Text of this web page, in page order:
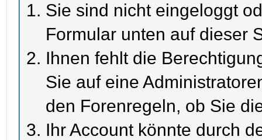
Sie sind nicht eingeloggt
Formular unten auf dieser
Ihnen fehlt die
Sie auf eine
den Forenregeln, ob Sie
Ihr Account könnte durch